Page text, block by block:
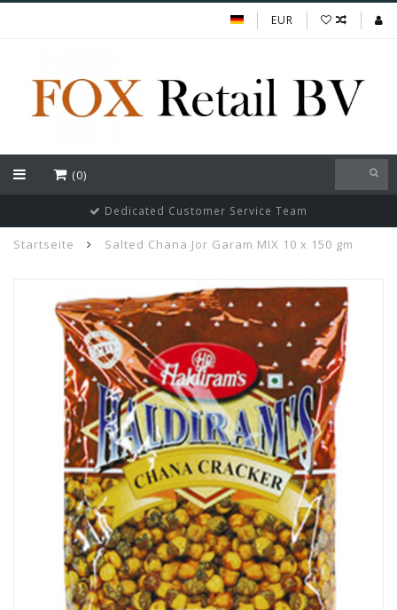
EUR
(0)
Dedicated Customer Service Team
Startseite Salted Chana Jor Garam MIX 10 x 150 gm